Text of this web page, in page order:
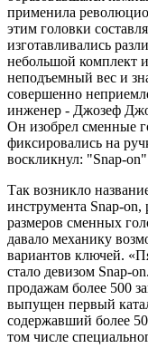
применила
этим головки
изготавливались
небольшой комплект
неподъемный вес и
совершенно
инженер - Джозеф
Он изобрел сменные
фиксировались на
воскликнул: "Snap-
Так возникло
инструмента Snap-
размеров сменных
давало механику
вариантов ключей.
стало девизом Snap-
продажам более 500
выпущен первый
содержавший более
том числе